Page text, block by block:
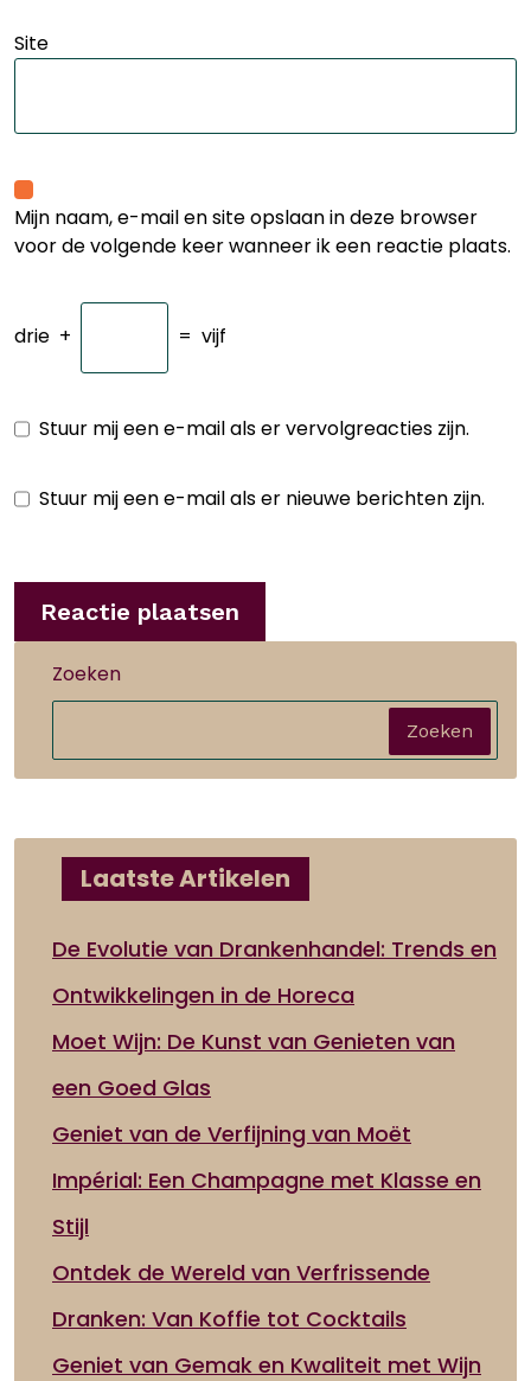
Site
Mijn naam, e-mail en site opslaan in deze browser
voor de volgende keer wanneer ik een reactie plaats.
drie + = vijf
Stuur mij een e-mail als er vervolgreacties zijn.
Stuur mij een e-mail als er nieuwe berichten zijn.
Zoeken
Zoeken
Laatste Artikelen
De Evolutie van Drankenhandel: Trends en
Ontwikkelingen in de Horeca
Moet Wijn: De Kunst van Genieten van
een Goed Glas
Geniet van de Verfijning van Moët
Impérial: Een Champagne met Klasse en
Stijl
Ontdek de Wereld van Verfrissende
Dranken: Van Koffie tot Cocktails
Geniet van Gemak en Kwaliteit met Wijn